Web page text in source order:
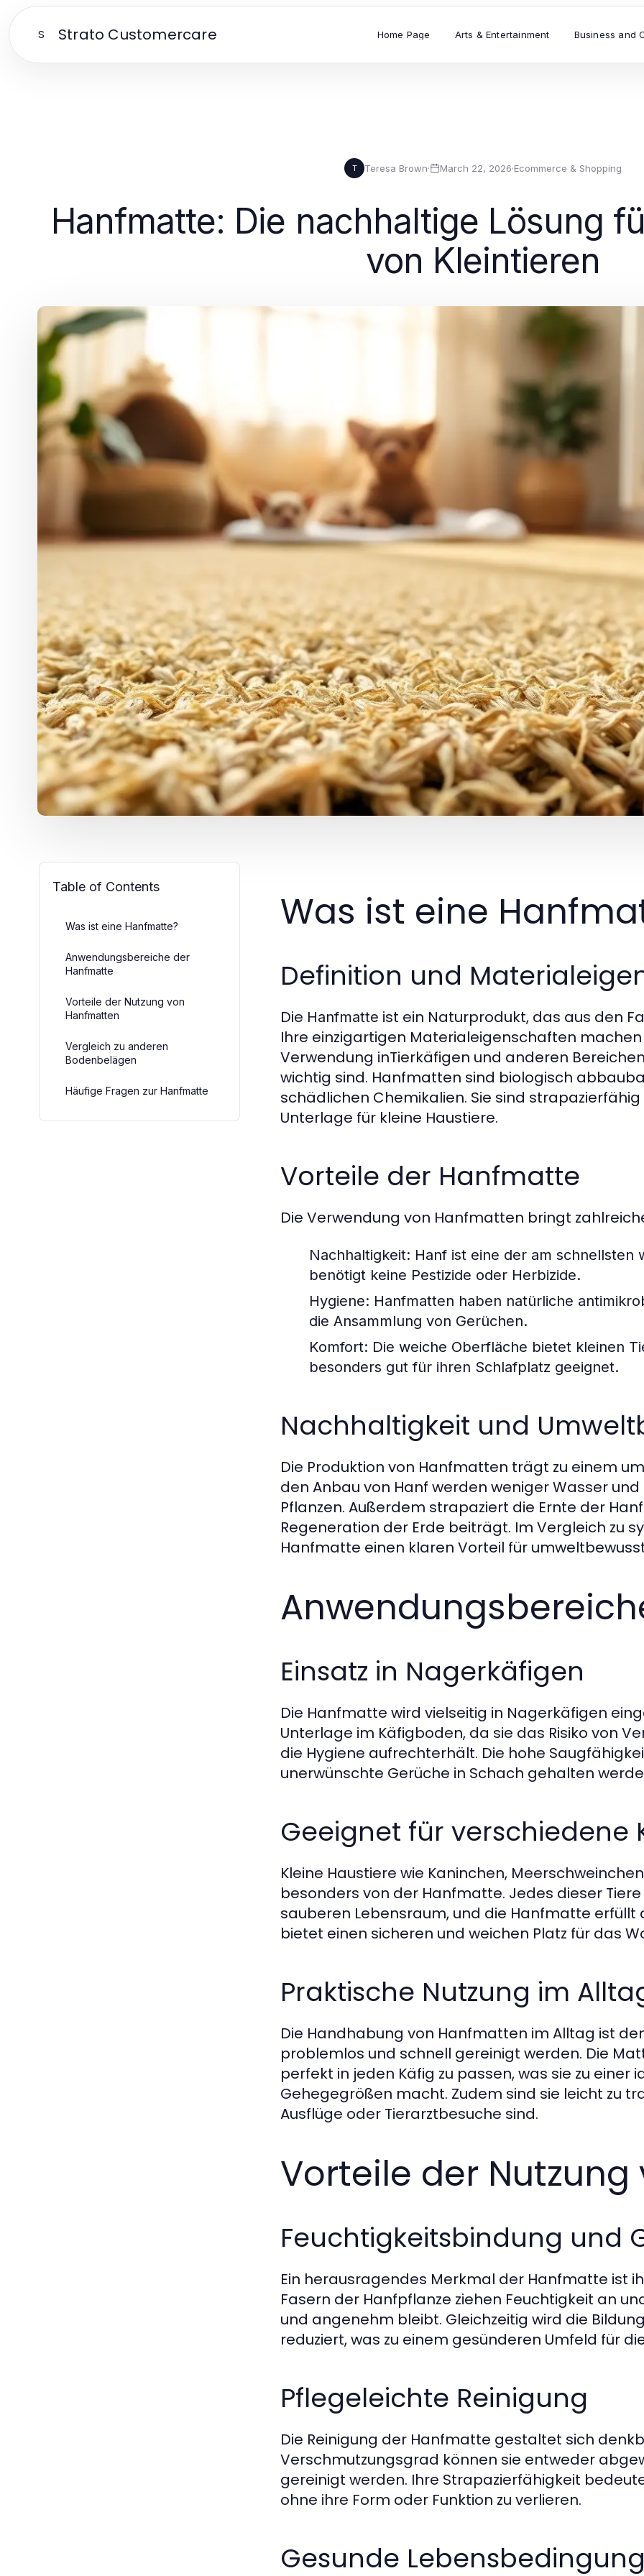
S Strato Customercare Home Page Arts & Entertainment Business and
T Teresa Brown· March 22, 2026·Ecommerce & Shopping
Hanfmatte: Die nachhaltige Lösung
von Kleintieren
Table of Contents
Was ist eine Hanfmatte?
Anwendungsbereiche der
Hanfmatte
Vorteile der Nutzung von
Hanfmatten
Vergleich zu anderen
Bodenbelägen
Häufige Fragen zur Hanfmatte
Was ist eine
Definition und
Die Hanfmatte ist ein Naturprodukt, das aus den
Ihre einzigartigen Materialeigenschaften
Verwendung inTierkäfigen und anderen
wichtig sind. Hanfmatten sind biologisch
schädlichen Chemikalien. Sie sind
Unterlage für kleine Haustiere.
Vorteile der Hanfmatte
Die Verwendung von Hanfmatten bringt
Nachhaltigkeit: Hanf ist eine der am schnellsten
benötigt keine Pestizide oder Herbizide.
Hygiene: Hanfmatten haben natürliche
die Ansammlung von Gerüchen.
Komfort: Die weiche Oberfläche bietet kleinen
besonders gut für ihren Schlafplatz geeignet.
Nachhaltigkeit und
Die Produktion von Hanfmatten trägt zu einem
den Anbau von Hanf werden weniger Wasser
Pflanzen. Außerdem strapaziert die Ernte der
Regeneration der Erde beiträgt. Im Vergleich zu
Hanfmatte einen klaren Vorteil für
Einsatz in Nagerkäfigen
Die Hanfmatte wird vielseitig in Nagerkäfigen
Unterlage im Käfigboden, da sie das Risiko von
die Hygiene aufrechterhält. Die hohe
unerwünschte Gerüche in Schach gehalten
Geeignet für verschiedene
Kleine Haustiere wie Kaninchen,
besonders von der Hanfmatte. Jedes dieser
sauberen Lebensraum, und die Hanfmatte
bietet einen sicheren und weichen Platz für das
Praktische Nutzung im
Die Handhabung von Hanfmatten im Alltag ist
problemlos und schnell gereinigt werden. Die
perfekt in jeden Käfig zu passen, was sie zu einer
Gehegegrößen macht. Zudem sind sie leicht zu
Ausflüge oder Tierarztbesuche sind.
Vorteile der
Feuchtigkeitsbindung und
Ein herausragendes Merkmal der Hanfmatte ist
Fasern der Hanfpflanze ziehen Feuchtigkeit an
und angenehm bleibt. Gleichzeitig wird die
reduziert, was zu einem gesünderen Umfeld für
Pflegeleichte Reinigung
Die Reinigung der Hanfmatte gestaltet sich
Verschmutzungsgrad können sie entweder
gereinigt werden. Ihre Strapazierfähigkeit
ohne ihre Form oder Funktion zu verlieren.
Gesunde